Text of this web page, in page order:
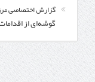
گزارش اختصاصی
گوشه‌ای از